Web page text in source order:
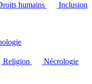
humains
Inclusion
Religion
Nécrologie